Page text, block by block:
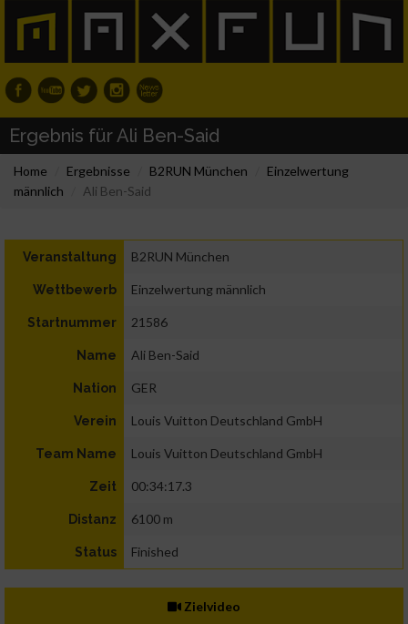
Ergebnis für Ali Ben-Said
Home Ergebnisse B2RUN München
Einzelwertung
männlich
Ali Ben-Said
Veranstaltung B2RUN München
Wettbewerb Einzelwertung männlich
Startnummer 21586
Name Ali Ben-Said
Nation GER
Verein Louis Vuitton Deutschland GmbH
Team Name Louis Vuitton Deutschland GmbH
Zeit 00:34:17.3
Distanz 6100 m
Status Finished
Zielvideo